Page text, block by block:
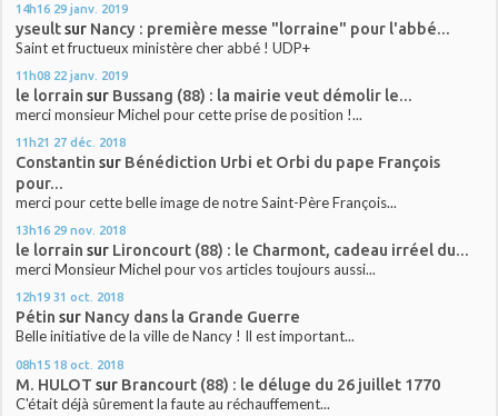
14h16 29 janv. 2019
yseultsur Nancy : première messe "lorraine" pour l'abbé...
Saint et fructueux ministère cher abbé ! UDP+
11h08 22 janv. 2019
le lorrain sur Bussang (88) : la mairie veut démolir le...
merci monsieur Michel pour cette prise de position !...
11h21 27 déc. 2018
Constantin sur Bénédiction Urbi et Orbi du pape François
pour...
merci pour cette belle image de notre Saint-Père François...
13h16 29 nov. 2018
le lorrain sur Lironcourt (88) : le Charmont, cadeau irréel du...
merci Monsieur Michel pour vos articles toujours aussi...
12h19 31 oct. 2018
Pétin sur Nancy dans la Grande Guerre
Belle initiative de la ville de Nancy ! Il est important...
08h15 18 oct. 2018
M. HULOT sur Brancourt (88) : le déluge du 26 juillet 1770
C'était déjà sûrement la faute au réchauffement...